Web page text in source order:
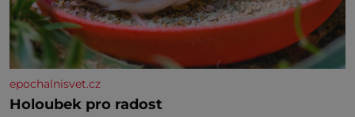
epochalnisvet.cz
Holoubek pro radost